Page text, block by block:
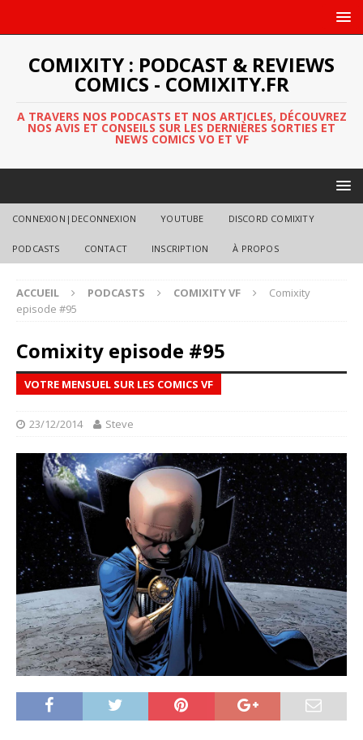
COMIXITY : PODCAST & REVIEWS
COMICS - COMIXITY.FR
A TRAVERS NOS PODCASTS ET NOS ARTICLES, DÉCOUVREZ
NOS AVIS ET CONSEILS SUR LES DERNIÈRES SORTIES ET
NEWS COMICS VO ET VF
CONNEXION|DECONNEXION YOUTUBE DISCORD COMIXITY
PODCASTS CONTACT INSCRIPTION À PROPOS
ACCUEIL PODCASTS COMIXITY VF
Comixity
episode #95
Comixity episode #95
VOTRE MENSUEL SUR LES COMICS VF
23/12/2014 Steve